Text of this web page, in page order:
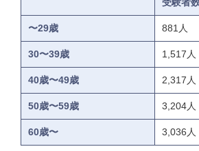
受験者
〜29歳 881人
30〜39歳 1,517人
40歳〜49歳 2,317人
50歳〜59歳 3,204人
60歳〜 3,036人